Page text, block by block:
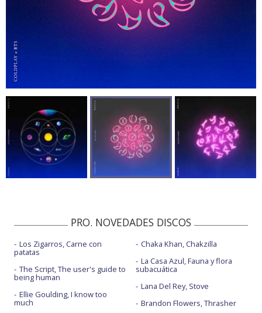
PRO. NOVEDADES DISCOS
Los Zigarros, Carne con
patatas
The Script, The user's guide to
being human
Ellie Goulding, I know too
much
Chaka Khan, Chakzilla
La Casa Azul, Fauna y flora
subacuática
Lana Del Rey, Stove
Brandon Flowers, Thrasher